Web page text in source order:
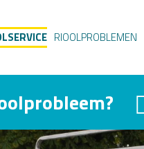
RIOOLPROBLEMEN